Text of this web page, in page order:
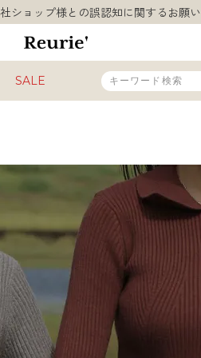
ショップ様との誤認知に関するお願い
を震源とする地震の影響について
間中の営業・配送に関して
ショップ様との誤認知に関するお願い
円以上ご購入で送料無料
SALE
新着 再入荷
SALE
カラー